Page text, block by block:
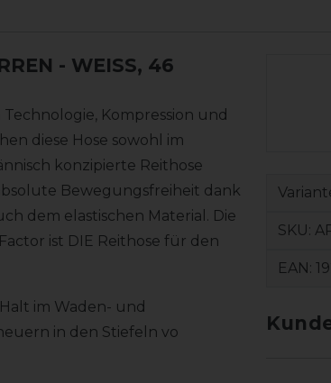
- WEISS, 46
Kompression und
diese Hose sowohl im
konzipierte Reithose
Bewegungsfreiheit dank
dem elastischen Material. Die
ist DIE Reithose für den
im Waden- und
in den Stiefeln vo
SKU:
EAN: